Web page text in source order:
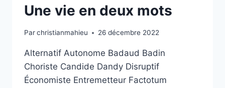
Une vie en deux mots
Parchristianmahieu 26 décembre 2022
Alternatif Autonome Badaud Badin
Choriste Candide Dandy Disruptif
Économiste Entremetteur Factotum